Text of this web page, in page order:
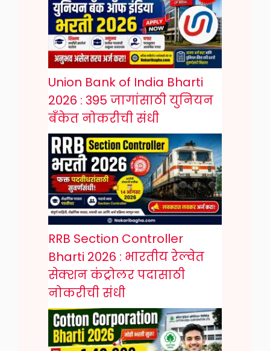
Union Bank of India Bharti
2026 : 395 जागांसाठी युनियन
बँकेत नोकरीची संधी
RRB Section Controller
Bharti 2026 : भारतीय रेल्वेत
सेक्शन कंट्रोलर पदासाठी
नोकरीची संधी